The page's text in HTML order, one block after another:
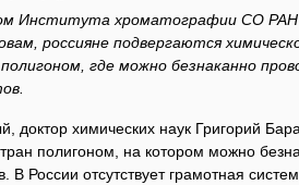
Института хроматографии СО РАН
россияне подвергаются
где можно безнаканно
доктор химических наук Григорий
полигоном, на котором можно
В России отсутствует грамотная